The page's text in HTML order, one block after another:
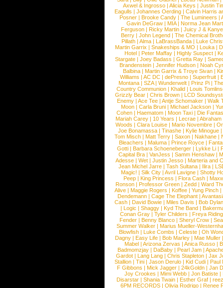
Axwel & Ingrosso | Alicia Keys | Justin
Eagulls |Johannes Oerding |Calvin Harris
Posner |Brooke Candy |The Lumineers |
Gavin DeGraw | MIA| Norma Jean
Ferguson | Ricky Martin | Juicy J &
Berry | John Legend | The Chemical
Pillath |Alma |LaBrassBanda |Luke
Martin Garrix | Snakeships & MO | Louka |
Hotel | Peter Maffay | Highly Suspect |
Stargate |Joey Badass |Gretta Ray |
Brandenstein |Jennifer Hudson |Noah
Balbina | Martin Garrix & Troye Sivan |
Williams |AC DC |dePresno |Superfruit |
Montana |SZA|Wunderwelt |Prinz Pi |
Country Communion | Khalid | Louis
Grizzly Bear | Chris Brown | LCD
Enemy | Ace Tee | Antje Schomaker | Walk
Moon |Carla Bruni |Michael Jackson |
Cohen |Haematom |Moon Taxi |Die
Mariah Carey | 10 Years | Lecrae | Abraham
Woods |Clara Louise |Mario Novembre |
Joe Bonamassa | Tinashe | Kylie Minogue |
Tom Misch |Matt Terry |Saxon |Nakhane |
Bleachers | Maluma | Prince Royce |
Gotti |Barbara Schoeneberger |Lykke Li |
Capital Bra |VanJess |Samm Henshaw |
Adesse |Wet |Justin Jesso |Marteria and
Jean Michel Jarre |Tash Sultana | Ilira |
Magic! | Silk City | Avril Lavigne | Shotty
Peep |King Princess |Flora Cash |
Ronson |Professor Green |Zedd |Ward
Alive |Maggie Rogers |Koffee |Yung Pinch |
Dendemann |Cage The Elephant |
Cash | David Bowie | Miles Davis | Bob Dylan
|Logic |Shaggy |Kyd The Band |
Conan Gray |Tyler Childers |Freya
Fender |Benny Blanco |Sheryl Crow |
Summer Walker |Marius Mueller-
Blowfish | Luke Combs | Celeste | Oh
Dagny |Easy Life |Bob Marley |Mae Muller
Mabel |Arizona Zervas |Anica Russo |
Badmomzjay |DaBaby |Pearl Jam |
Gardot | Lang Lang | Chris Stapleton | Jax
Stallion |Tini |Jason Derulo |Kid Cudi |Paul
F Gibbons | Mick Jagger | 24kGoldn | Jan
Joy Crookes | Mimi Webb | Jon Batiste |
Disarstar | Shania Twain | Esther Graf |
6PM RECORDS | Olivia Rodrigo | Renee